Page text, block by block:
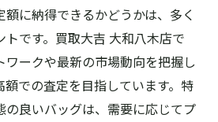
に納得できるかどうかは、多く
です。買取大吉 大和八木店で
ワークや最新の市場動向を把握し
額での査定を目指しています。特
の良いバッグは、需要に応じてプ